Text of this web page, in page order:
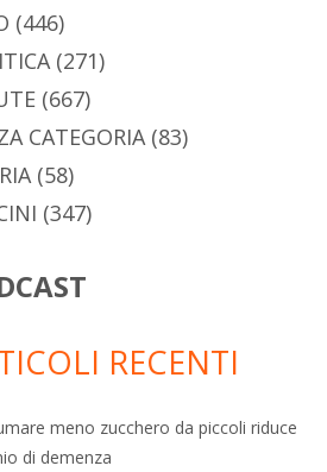
(446)
(271)
(667)
CATEGORIA(83)
(58)
(347)
RECENTI
meno zucchero da piccoli riduce
di demenza